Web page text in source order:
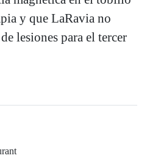
y que LaRavia no
lesiones para el tercer